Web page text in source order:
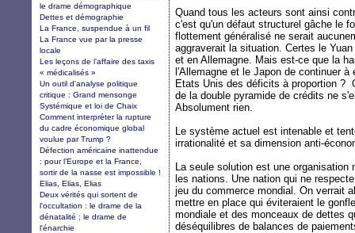
Quand tous les acteurs sont ainsi
c'est qu'un défaut structurel gâche le
flottement généralisé ne serait
aggraverait la situation. Certes le
et en Allemagne. Mais est-ce que la
l'Allemagne et le Japon de continuer
Etats Unis des déficits à proportion ?
de la double pyramide de crédits ne
Absolument rien.
Le système actuel est intenable et
irrationalité et sa dimension anti-
La seule solution est une
les nations. Une nation qui ne
jeu du commerce mondial. On verrait
mettre en place qui éviteraient le
mondiale et des monceaux de dettes
déséquilibres de balances de
le drame démographique
Dettes et démographie
La France, suspendue à un fil
La France vue par la presse
locale
Les leçons de l’affaire des taxis
« médicalisés »
Un outil d'analyse politique
critique : Grand mensonge
Systémique et loi de Chaix
Comment interpréter la rupture
du cadre économique global
voulue par Trump ?
Défection américaine inattendue
: pour l’Europe et la France,
sortir de la nasse est impossible !
Elias, Elias, Elias
Deux vérités qui sortent de
l'occultation : le drame de la
dénatalité ; le drame de
l'énarchie